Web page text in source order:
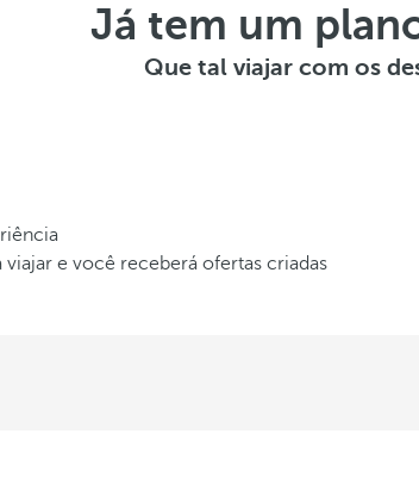
Já tem um
Que tal viajar com os
e você receberá ofertas criadas